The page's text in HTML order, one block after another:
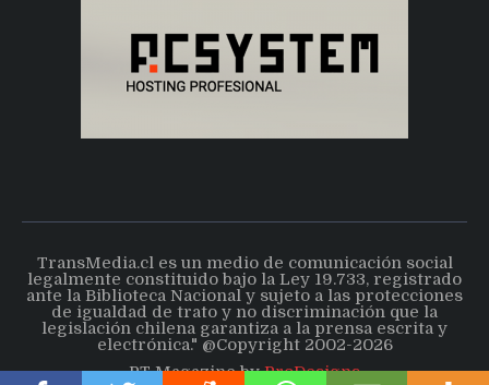
TransMedia.cl es un medio de comunicación social
legalmente constituido bajo la Ley 19.733, registrado
ante la Biblioteca Nacional y sujeto a las protecciones
de igualdad de trato y no discriminación que la
legislación chilena garantiza a la prensa escrita y
electrónica." @Copyright 2002-2026
PT Magazine byProDesigns